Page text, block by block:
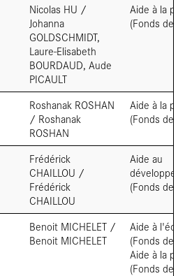
Nicolas HU /
Johanna
GOLDSCHMIDT,
Laure-Elisabeth
BOURDAUD, Aude
PICAULT
Aide à la
(Fonds de
Roshanak ROSHAN
/ Roshanak
ROSHAN
Aide à la
(Fonds de
Frédérick
CHAILLOU /
Frédérick
CHAILLOU
Aide au
(Fonds de
Benoit MICHELET /
Benoit MICHELET
Aide à
(Fonds de
Aide à la
(Fonds de